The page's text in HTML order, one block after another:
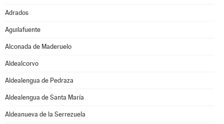
Adrados
Aguilafuente
Alconada de Maderuelo
Aldealcorvo
Aldealengua de Pedraza
Aldealengua de Santa María
Aldeanueva de la Serrezuela